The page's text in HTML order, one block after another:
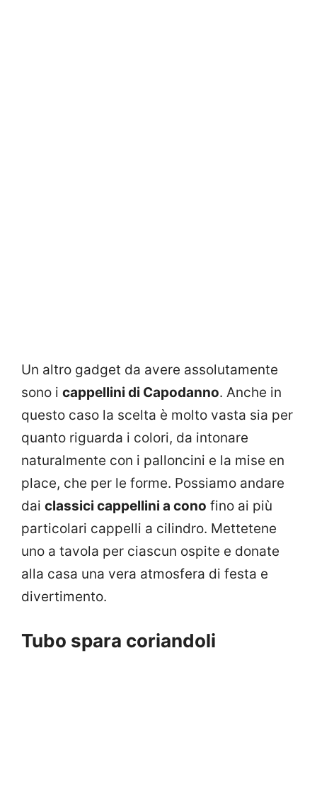
Un altro gadget da avere assolutamente
sono i cappellini di Capodanno. Anche in
questo caso la scelta è molto vasta sia per
quanto riguarda i colori, da intonare
naturalmente con i palloncini e la mise en
place, che per le forme. Possiamo andare
dai classici cappellini a cono fino ai più
particolari cappelli a cilindro. Mettetene
uno a tavola per ciascun ospite e donate
alla casa una vera atmosfera di festa e
divertimento.
Tubo spara coriandoli